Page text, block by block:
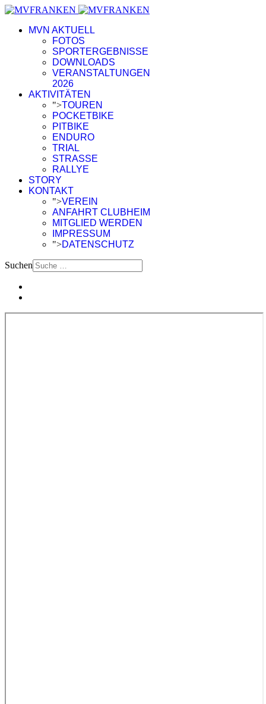
MVN AKTUELL
FOTOS
SPORTERGEBNISSE
DOWNLOADS
VERANSTALTUNGEN
2026
AKTIVITÄTEN
">TOUREN
POCKETBIKE
PITBIKE
ENDURO
TRIAL
STRASSE
RALLYE
STORY
KONTAKT
">VEREIN
ANFAHRT CLUBHEIM
MITGLIED WERDEN
IMPRESSUM
">DATENSCHUTZ
Suchen